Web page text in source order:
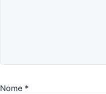
Nome *